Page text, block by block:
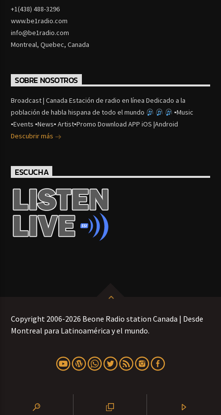
+1(438) 488-3296
www.be1radio.com
info@be1radio.com
Montreal, Quebec, Canada
SOBRE NOSOTROS
Broadcast | Canada Estación de radio en línea Dedicado a la
población de habla hispana de todo el mundo
▪Music
▪Events ▪News▪ Artist▪Promo Download APP iOS |Android
Descubrir más
ESCUCHA
Copyright 2006-2026 Beone Radio station Canada | Desde
Montreal para Latinoamérica y el mundo.